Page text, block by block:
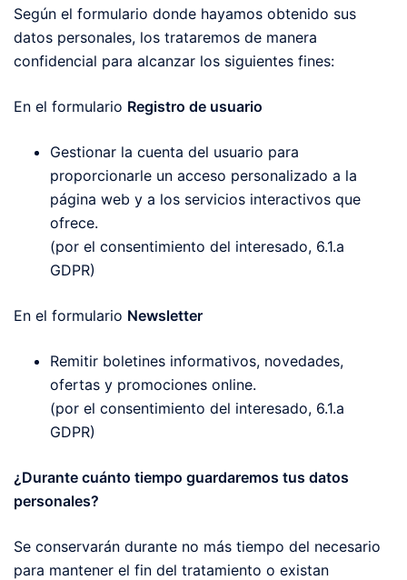
Según el formulario donde hayamos obtenido sus
datos personales, los trataremos de manera
confidencial para alcanzar los siguientes fines:
En el formulario Registro de usuario
Gestionar la cuenta del usuario para
proporcionarle un acceso personalizado a la
página web y a los servicios interactivos que
ofrece.
(por el consentimiento del interesado, 6.1.a
GDPR)
En el formulario Newsletter
Remitir boletines informativos, novedades,
ofertas y promociones online.
(por el consentimiento del interesado, 6.1.a
GDPR)
¿Durante cuánto tiempo guardaremos tus datos
personales?
Se conservarán durante no más tiempo del necesario
para mantener el fin del tratamiento o existan